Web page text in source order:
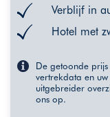
Verblijf in
Hotel met
De getoonde
vertrekdata en
uitgebreider
ons op.